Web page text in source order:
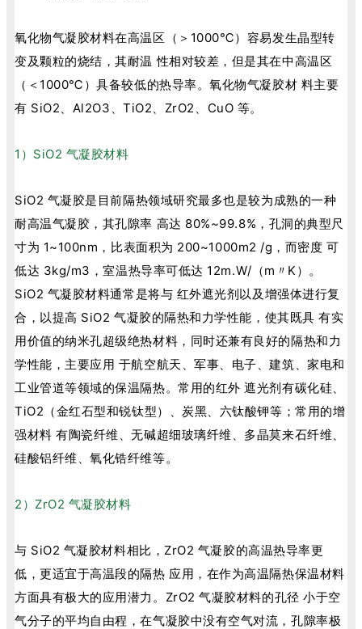
氧化物气凝胶材料在高温区（＞1000℃）容易发生晶型转
变及颗粒的烧结，其耐温 性相对较差，但是其在中高温区
（＜1000℃）具备较低的热导率。氧化物气凝胶材 料主要
有 SiO2、Al2O3、TiO2、ZrO2、CuO 等。
1）SiO2 气凝胶材料
SiO2 气凝胶是目前隔热领域研究最多也是较为成熟的一种
耐高温气凝胶，其孔隙率 高达 80%~99.8%，孔洞的典型尺
寸为 1~100nm，比表面积为 200~1000m2 /g，而密度 可
低达 3kg/m3，室温热导率可低达 12m.W/（m〃K）。
SiO2 气凝胶材料通常是将与 红外遮光剂以及增强体进行复
合，以提高 SiO2 气凝胶的隔热和力学性能，使其既具 有实
用价值的纳米孔超级绝热材料，同时还兼有良好的隔热和力
学性能，主要应用 于航空航天、军事、电子、建筑、家电和
工业管道等领域的保温隔热。常用的红外 遮光剂有碳化硅、
TiO2（金红石型和锐钛型）、炭黑、六钛酸钾等；常用的增
强材料 有陶瓷纤维、无碱超细玻璃纤维、多晶莫来石纤维、
硅酸铝纤维、氧化锆纤维等。
2）ZrO2 气凝胶材料
与 SiO2 气凝胶材料相比，ZrO2 气凝胶的高温热导率更
低，更适宜于高温段的隔热 应用，在作为高温隔热保温材料
方面具有极大的应用潜力。ZrO2 气凝胶材料的孔径 小于空
气分子的平均自由程，在气凝胶中没有空气对流，孔隙率极